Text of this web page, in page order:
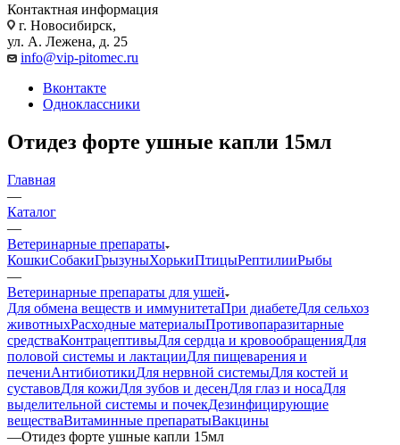
Контактная информация
г. Новосибирск,
ул. А. Лежена, д. 25
info@vip-pitomec.ru
Вконтакте
Одноклассники
Отидез форте ушные капли 15мл
Главная
—
Каталог
—
Ветеринарные препараты
КошкиСобакиГрызуныХорькиПтицыРептилииРыбы
—
Ветеринарные препараты для ушей
Для обмена веществ и иммунитетаПри диабетеДля сельхоз
животныхРасходные материалыПротивопаразитарные
средстваКонтрацептивыДля сердца и кровообращенияДля
половой системы и лактацииДля пищеварения и
печениАнтибиотикиДля нервной системыДля костей и
суставовДля кожиДля зубов и десенДля глаз и носаДля
выделительной системы и почекДезинфицирующие
веществаВитаминные препаратыВакцины
—Отидез форте ушные капли 15мл